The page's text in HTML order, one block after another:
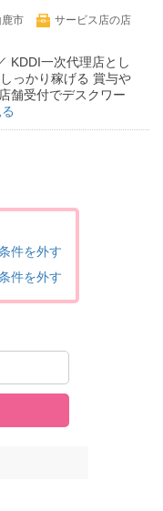
市
サービス店の店
KDDI一次代理店とし
っかり稼げる 賞与や
舗受付でデスクワー
件を外す
件を外す